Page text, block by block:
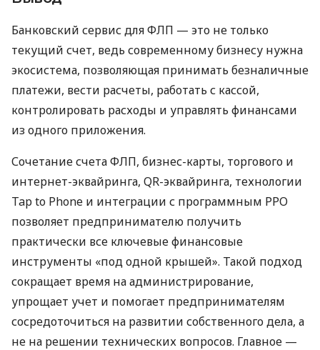
Банковский сервис для ФЛП — это не только
текущий счет, ведь современному бизнесу нужна
экосистема, позволяющая принимать безналичные
платежи, вести расчеты, работать с кассой,
контролировать расходы и управлять финансами
из одного приложения.
Сочетание счета ФЛП, бизнес-карты, торгового и
интернет-эквайринга, QR-эквайринга, технологии
Tap to Phone и интеграции с программным РРО
позволяет предпринимателю получить
практически все ключевые финансовые
инструменты «под одной крышей». Такой подход
сокращает время на администрирование,
упрощает учет и помогает предпринимателям
сосредоточиться на развитии собственного дела, а
не на решении технических вопросов. Главное —